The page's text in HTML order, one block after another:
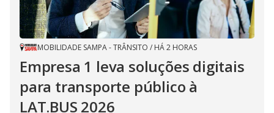
MOBILIDADE SAMPA - TRÂNSITO / HÁ 2 HORAS
Empresa 1 leva soluções digitais
para transporte público à
LAT.BUS 2026